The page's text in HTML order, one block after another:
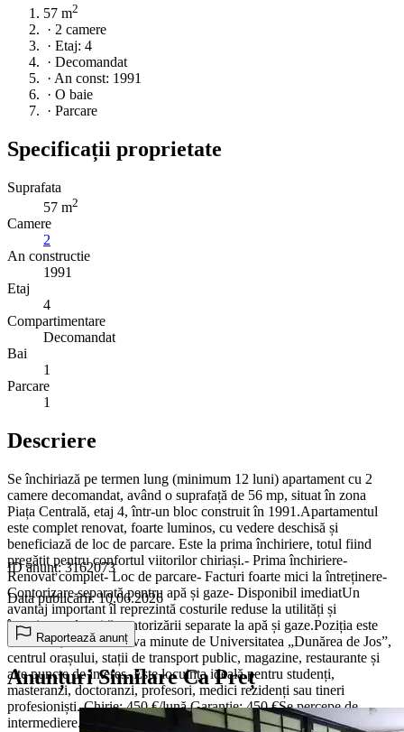
57 m2
· 2 camere
· Etaj: 4
· Decomandat
· An const: 1991
· O baie
· Parcare
Specificații proprietate
Suprafata
57 m2
Camere
2
An constructie
1991
Etaj
4
Compartimentare
Decomandat
Bai
1
Parcare
1
Descriere
Se închiriază pe termen lung (minimum 12 luni) apartament cu 2
camere decomandat, având o suprafață de 56 mp, situat în zona
Piața Centrală, etaj 4, într-un bloc construit în 1991.Apartamentul
este complet renovat, foarte luminos, cu vedere deschisă și
beneficiază de loc de parcare. Este la prima închiriere, totul fiind
pregătit pentru confortul viitorilor chiriași.- Prima închiriere-
Renovat complet- Loc de parcare- Facturi foarte mici la întreținere-
Contorizare separată pentru apă și gaze- Disponibil imediatUn
avantaj important îl reprezintă costurile reduse la utilități și
întreținere, datorită contorizării separate la apă și gaze.Poziția este
excelentă, la doar câteva minute de Universitatea „Dunărea de Jos”,
centrul orașului, stații de transport public, magazine, restaurante și
alte puncte de interes. Este locuința ideală pentru studenți,
masteranzi, doctoranzi, profesori, medici rezidenți sau tineri
profesioniști. Chirie: 450 €/lună Garanție: 450 €Se percepe de
intermediere. , Marilena, Agentia Mag Invest.
ID anunț: 3162073
Data publicării: 10.06.2026
Raportează anunț
Anunțuri Similare Ca Preț